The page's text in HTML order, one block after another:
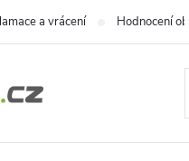
a vrácení Hodnocení